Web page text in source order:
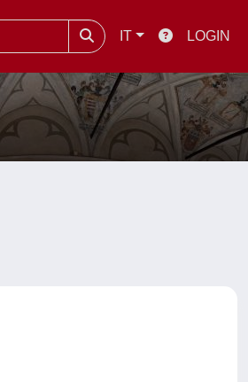
IT LOGIN